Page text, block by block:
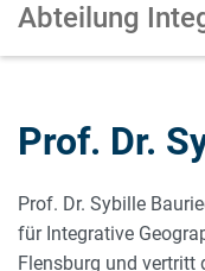
Abteilung
Prof. Dr.
Prof. Dr. Sybille
für Integrative
Flensburg und vertritt